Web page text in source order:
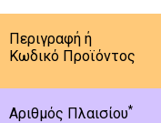
Περιγραφή ή
Κωδικό Προϊόντος
Αριθμός Πλαισίου*